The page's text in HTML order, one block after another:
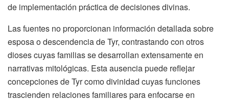
de implementación práctica de decisiones divinas.
Las fuentes no proporcionan información detallada sobre
esposa o descendencia de Tyr, contrastando con otros
dioses cuyas familias se desarrollan extensamente en
narrativas mitológicas. Esta ausencia puede reflejar
concepciones de Tyr como divinidad cuyas funciones
trascienden relaciones familiares para enfocarse en